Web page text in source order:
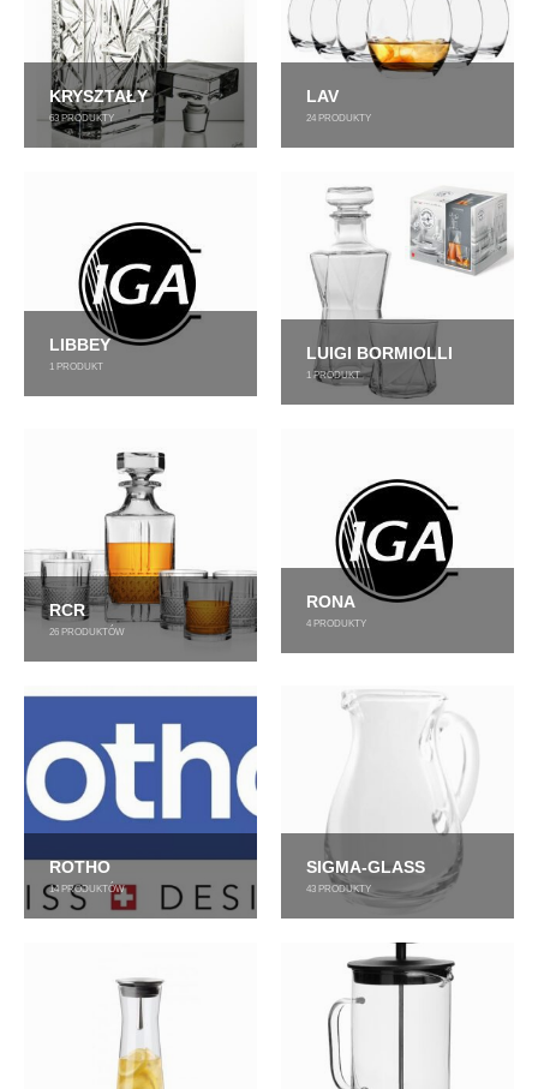
KRYSZTAŁY
63 PRODUKTY
LAV
24 PRODUKTY
LIBBEY
1 PRODUKT
LUIGI BORMIOLLI
1 PRODUKT
RCR
26 PRODUKTÓW
RONA
4 PRODUKTY
ROTHO
14 PRODUKTÓW
SIGMA-GLASS
43 PRODUKTY